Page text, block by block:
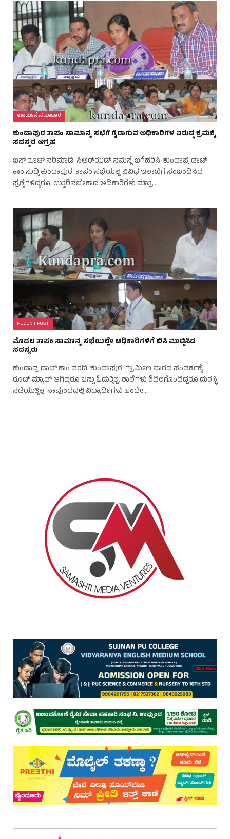
ಊರ್ಮನೆ ಸಮಾಚಾರ
ಕುಂದಾಪುರ ತಾಪಂ ಸಾಮಾನ್ಯ ಸಭೆಗೆ ಗೈರಾಗುವ ಅಧಿಕಾರಿಗಳ ವಿರುದ್ಧ ಕ್ರಮಕ್ಕೆ
ಸದಸ್ಯರ ಆಗ್ರಹ
ಬಸ್ ರೂಟ್ ಸರಿಮಾಡಿ. ಸಿಆರ್‌ಝಡ್ ಸಮಸ್ಯೆ ಬಗೆಹರಿಸಿ. ಕುಂದಾಪ್ರ ಡಾಟ್
ಕಾಂ ಸುದ್ದಿ ಕುಂದಾಪುರ: ತಾಪಂ ಸಭೆಯಲ್ಲಿ ವಿವಿಧ ಇಲಾಖೆಗೆ ಸಂಬಂಧಿಸಿದ
ಪ್ರಶ್ನೆಗಳಿದ್ದರೂ, ಉತ್ತರಿಸಬೇಕಾದ ಅಧಿಕಾರಿಗಳು ಮಾತ್ರ…
RECENT POST
ಮೊದಲ ತಾಪಂ ಸಾಮಾನ್ಯ ಸಭೆಯಲ್ಲೇ ಅಧಿಕಾರಿಗಳಿಗೆ ಬಿಸಿ ಮುಟ್ಟಿಸಿದ
ಸದಸ್ಯರು
ಕುಂದಾಪ್ರ ಡಾಟ್ ಕಾಂ ವರದಿ. ಕುಂದಾಪುರ: ಗ್ರಾಮೀಣ ಭಾಗದ ಸಂಪರ್ಕಕ್ಕೆ
ರೂಟ್ ಮ್ಯಾಪ್ ಆಗಿದ್ದರೂ ಬಸ್ಸು ಓಡುತ್ತಿಲ್ಲ, ಶಾಲೆಗಳು ಶಿಥಿಲಗೊಂಡಿದ್ದರೂ ದುರಸ್ಥಿ
ನಡೆಯುತ್ತಿಲ್ಲ. ನಾವುಂದದಲ್ಲಿ ವಿದ್ಯಾರ್ಥಿಗಳು ಒಂದೇ…